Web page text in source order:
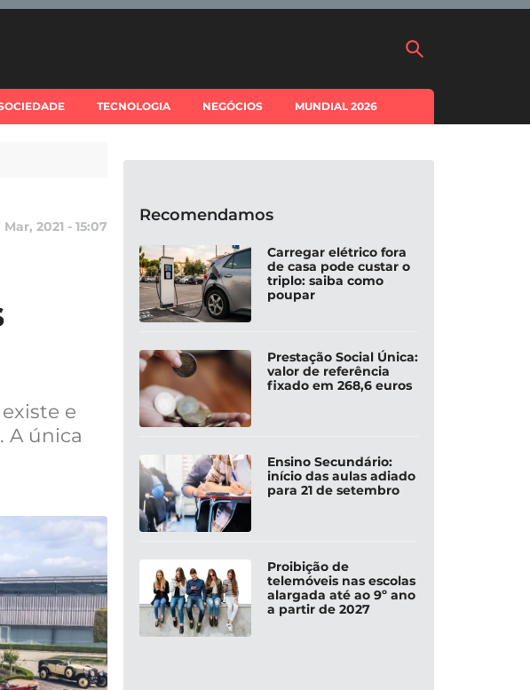
TECNOLOGIA NEGÓCIOS MUNDIAL 2026
Mar, 2021 - 15:07
e
A única
Recomendamos
Carregar elétrico fora
de casa pode custar o
triplo: saiba como
poupar
Prestação Social Única:
valor de referência
fixado em 268,6 euros
Ensino Secundário:
início das aulas adiado
para 21 de setembro
Proibição de
telemóveis nas escolas
alargada até ao 9º ano
a partir de 2027